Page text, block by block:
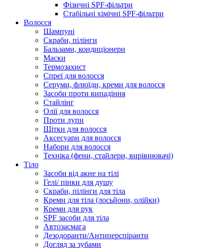
Фізичні SPF-фільтри
Стабільні хімічні SPF-фільтри
Волосся
Шампуні
Скраби, пілінги
Бальзами, кондиціонери
Маски
Термозахист
Спреї для волосся
Серуми, флюїди, креми для волосся
Засоби проти випадіння
Стайлінг
Олії для волосся
Проти лупи
Щітки для волосся
Аксесуари для волосся
Набори для волосся
Техніка (фени, стайлери, вирівнювачі)
Тіло
Засоби від акне на тілі
Гелі/ пінки для душу
Скраби, пілінги для тіла
Креми для тіла (лосьйони, олійки)
Креми для рук
SPF засоби для тіла
Автозасмага
Дезодоранти/Антиперспіранти
Догляд за зубами